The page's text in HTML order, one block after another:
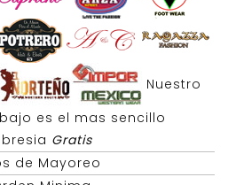
Nuestro
es el mas sencillo
Gratis
de Mayoreo